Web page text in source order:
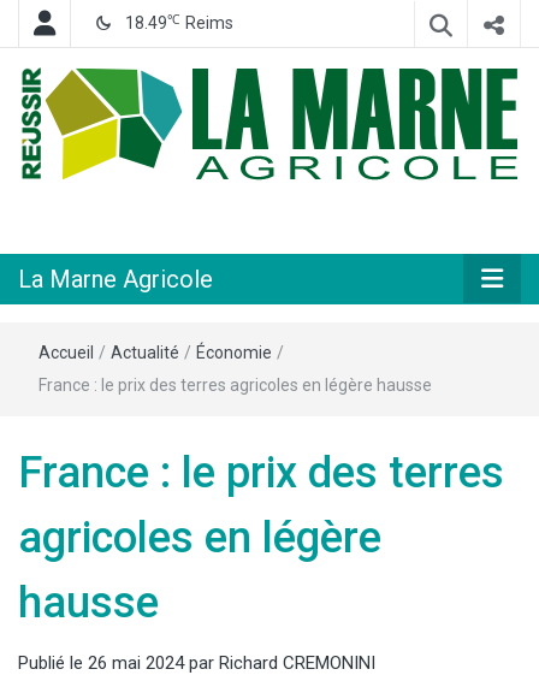
18.49℃ Reims
Agricole
La Marne Agricole
Accueil / Actualité / Économie /
France : le prix des terres agricoles en légère hausse
France : le prix des terres
agricoles en légère
hausse
Publié le 26 mai 2024par Richard CREMONINI